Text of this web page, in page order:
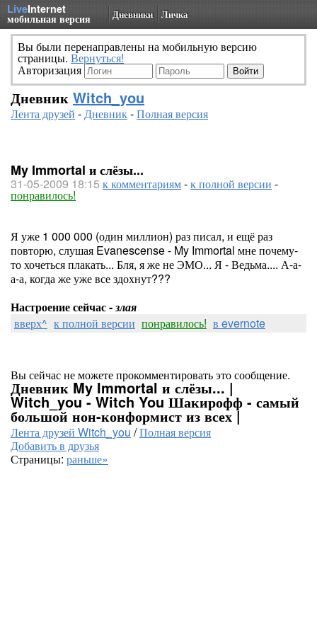
LiveInternet
мобильная версия Дневники Личка
Вы были перенаправлены на мобильную версию
страницы. Вернуться!
Авторизация
Дневник Witch_you
Лента друзей -Дневник-Полная версия
My Immortal и слёзы...
31-05-2009 18:15 к комментариям-к полной версии -
понравилось!
Я уже 1 000 000 (один миллион) раз писал, и ещё раз
повторю, слушая Evanescense - My Immortal мне почему-
то хочеться плакать... Бля, я же не ЭМО... Я - Ведьма.... А-а-
а-а, когда же уже все здохнут???
Настроение сейчас -злая
вверх^ к полной версии понравилось! в evernote
Вы сейчас не можете прокомментировать это сообщение.
Дневник My Immortal и слёзы... |
Witch_you - Witch You Шакирофф - самый
большой нон-конформист из всех |
Лента друзей Witch_you /Полная версия
Добавить в друзья
Страницы: раньше»